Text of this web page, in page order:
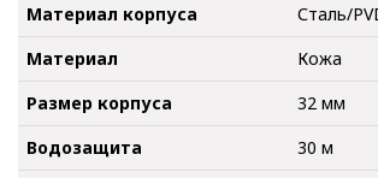
Материал корпуса
Сталь/
Материал
Кожа
Размер корпуса
32 мм
Водозащита
30 м